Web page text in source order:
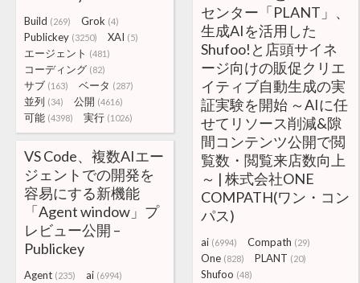
Build (269) Grok (4)
Publickey (3250) XAI (5)
エージェント (481)
コーディング (82)
サブ (163) ベータ (287)
並列 (34) 公開 (4616)
可能 (4398) 実行 (1026)
センター「PLANT」、
生成AIを活用した
Shufoo!と店頭サイネ
ージ向けの販促クリエ
イティブ自動生成の実
証実験を開始 ～AIに任
せてリソース削減&隙
間コンテンツ公開で閲
覧数・閲覧来店数向上
～ | 株式会社ONE
COMPATH(ワン・コン
パス)
ai (6994) Compath (29)
One (828) PLANT (20)
Shufoo (48)
VS Code、複数AIエー
ジェントでの開発を
容易にする新機能
「Agent window」プ
レビュー公開 –
Publickey
Agent (235) ai (6994)